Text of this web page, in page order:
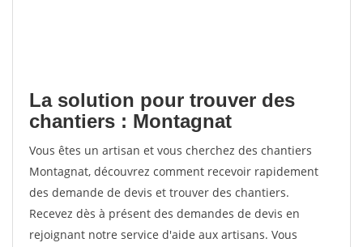
La solution pour trouver des
chantiers : Montagnat
Vous êtes un artisan et vous cherchez des chantiers
Montagnat, découvrez comment recevoir rapidement
des demande de devis et trouver des chantiers.
Recevez dès à présent des demandes de devis en
rejoignant notre service d'aide aux artisans. Vous